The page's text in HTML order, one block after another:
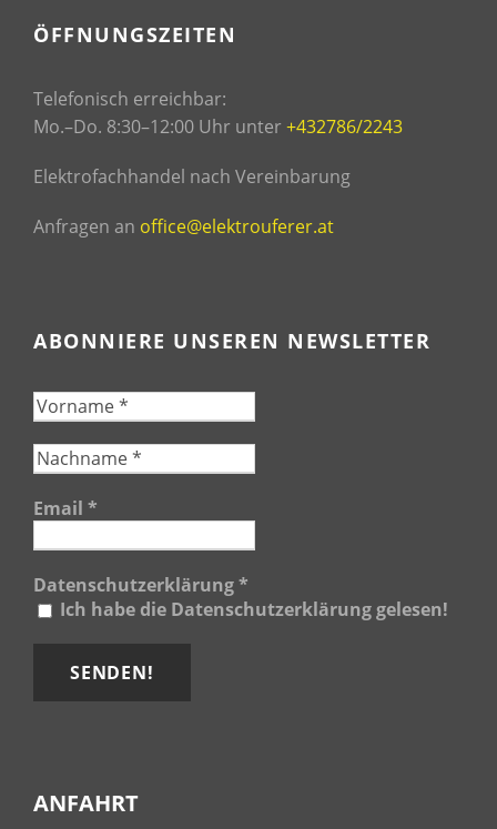
ÖFFNUNGSZEITEN
Telefonisch erreichbar:
Mo.–Do. 8:30–12:00 Uhr unter +432786/2243
Elektrofachhandel nach Vereinbarung
Anfragen an office@elektrouferer.at
ABONNIERE UNSEREN NEWSLETTER
Email *
Datenschutzerklärung*
Ich habe die Datenschutzerklärung gelesen!
ANFAHRT